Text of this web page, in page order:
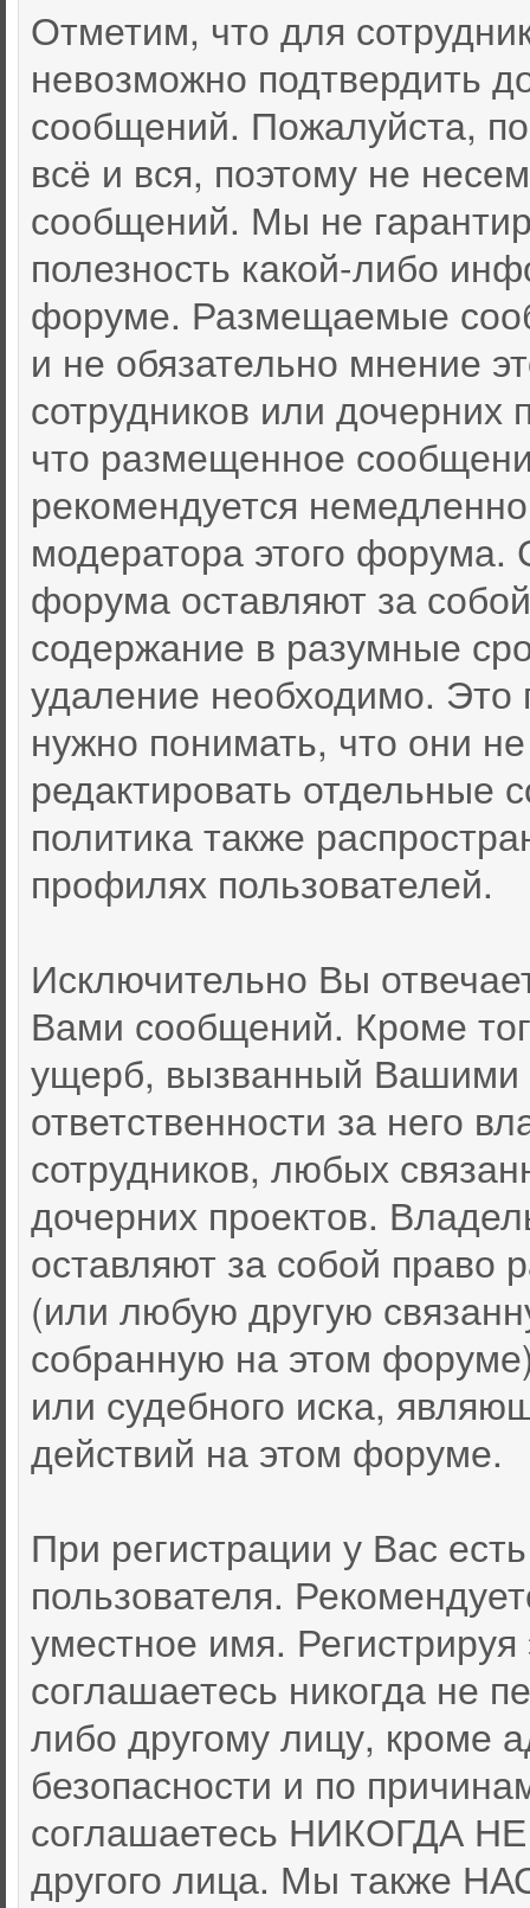
Отметим, что для
невозможно подтвердить
сообщений. Пожалуйста,
всё и вся, поэтому не
сообщений. Мы не
полезность какой-либо
форуме. Размещаемые
и не обязательно мнение
сотрудников или дочерних
что размещенное
рекомендуется
модератора этого форума.
форума оставляют за
содержание в разумные
удаление необходимо. Это
нужно понимать, что они
редактировать отдельные
политика также
профилях пользователей.
Исключительно Вы
Вами сообщений. Кроме
ущерб, вызванный Вашими
ответственности за него
сотрудников, любых
дочерних проектов.
оставляют за собой
(или любую другую
собранную на этом
или судебного иска,
действий на этом форуме.
При регистрации у Вас
пользователя.
уместное имя.
соглашаетесь никогда не
либо другому лицу, кроме
безопасности и по
соглашаетесь НИКОГДА НЕ
другого лица. Мы также